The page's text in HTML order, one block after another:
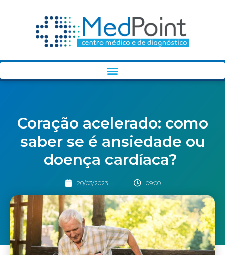
Coração acelerado: como
saber se é ansiedade ou
doença cardíaca?
20/03/2023 09:00